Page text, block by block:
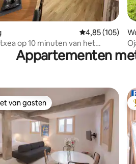
van 4,91 uit 5, 97 recensies
Gemiddelde
4,85 (105)
op 10 minuten van het
van Bilbao
Appartementen
van gasten
van gasten